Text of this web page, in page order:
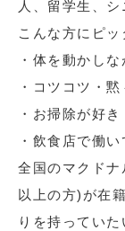
人、留学生、
こんな方にピッ
・体を動かし
・コツコツ・
・お掃除が好き
・飲食店で働
全国のマクド
以上の方)が在
りを持ってい